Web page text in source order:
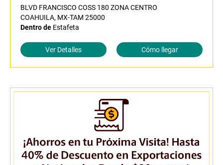
BLVD FRANCISCO COSS 180 ZONA CENTRO
COAHUILA, MX-TAM 25000
Dentro de Estafeta
Ver Detalles Cómo llegar